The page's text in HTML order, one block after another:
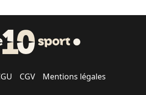
CGV Mentions légales